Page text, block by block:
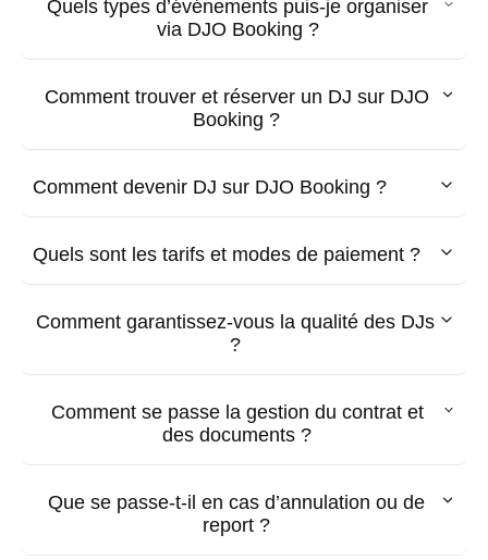
Quels types d’événements puis-je organiser
via DJO Booking ?
Comment trouver et réserver un DJ sur DJO
Booking ?
Comment devenir DJ sur DJO Booking ?
Quels sont les tarifs et modes de paiement ?
Comment garantissez-vous la qualité des DJs
?
Comment se passe la gestion du contrat et
des documents ?
Que se passe-t-il en cas d’annulation ou de
report ?